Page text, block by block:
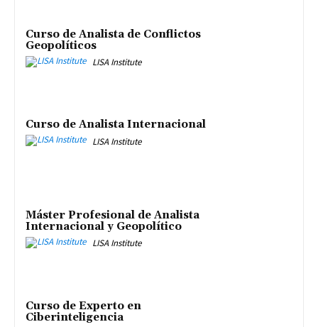
Curso de Analista de Conflictos
Geopolíticos
LISA Institute
Curso de Analista Internacional
LISA Institute
Máster Profesional de Analista
Internacional y Geopolítico
LISA Institute
Curso de Experto en
Ciberinteligencia